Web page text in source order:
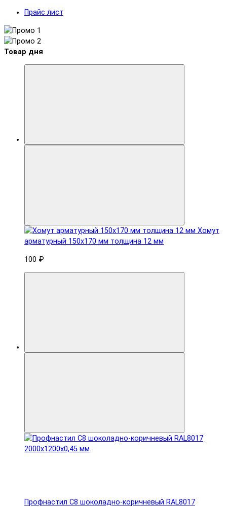
Прайс лист
Товар дня
Хомут
арматурный 150x170 мм толщина 12 мм
100 ₽
Профнастил С8 шоколадно-коричневый RAL8017